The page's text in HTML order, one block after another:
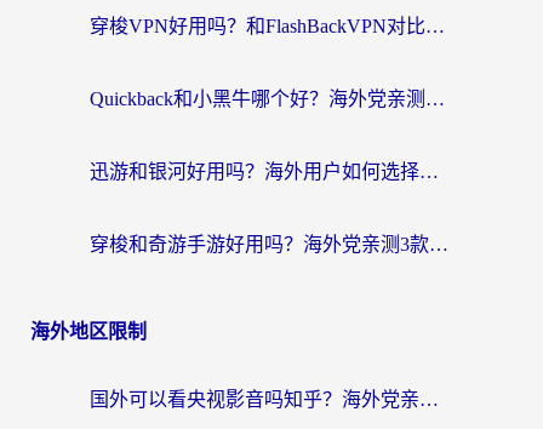
穿梭VPN好用吗？和FlashBackVPN对比哪个回国效果更好？
Quickback和小黑牛哪个好？海外党亲测指南，选对回国加速器秒回国内
迅游和银河好用吗？海外用户如何选择回国加速器实现无缝访问国内资源
穿梭和奇游手游好用吗？海外党亲测3款回国加速器，附蜜蜂加速器七天试用攻略
海外地区限制
国外可以看央视影音吗知乎？海外党亲测有效的回国加速方案